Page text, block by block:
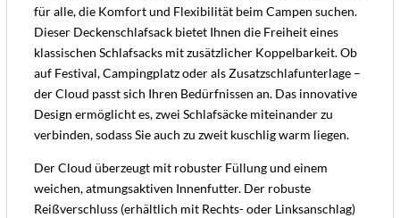
für alle, die Komfort und Flexibilität beim Campen suchen.
Dieser Deckenschlafsack bietet Ihnen die Freiheit eines
klassischen Schlafsacks mit zusätzlicher Koppelbarkeit. Ob
auf Festival, Campingplatz oder als Zusatzschlafunterlage –
der Cloud passt sich Ihren Bedürfnissen an. Das innovative
Design ermöglicht es, zwei Schlafsäcke miteinander zu
verbinden, sodass Sie auch zu zweit kuschlig warm liegen.
Der Cloud überzeugt mit robuster Füllung und einem
weichen, atmungsaktiven Innenfutter. Der robuste
Reißverschluss (erhältlich mit Rechts- oder Linksanschlag)